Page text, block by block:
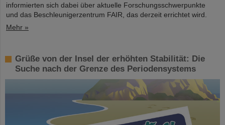
informierten sich dabei über aktuelle Forschungsschwerpunkte
und das Beschleunigerzentrum FAIR, das derzeit errichtet wird.
Mehr »
Grüße von der Insel der erhöhten Stabilität: Die
Suche nach der Grenze des Periodensystems